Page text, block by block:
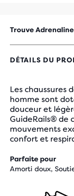
Trouve Adrenaline
DÉTAILS DU
Les chaussures
homme sont
douceur et
GuideRails® de
mouvements
confort et
Parfaite pour
Amorti doux,